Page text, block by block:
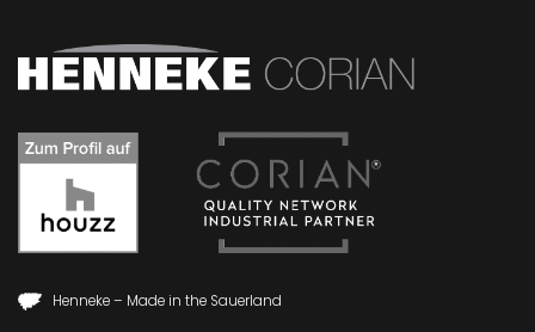
Henneke – Made in the Sauerland